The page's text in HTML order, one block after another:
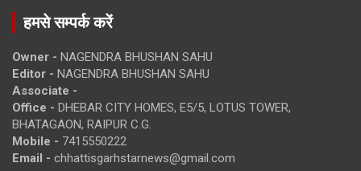
हमसे सम्पर्क करें
Owner - NAGENDRA BHUSHAN SAHU
Editor - NAGENDRA BHUSHAN SAHU
Associate -
Office - DHEBAR CITY HOMES, E5/5, LOTUS TOWER,
BHATAGAON, RAIPUR C.G.
Mobile - 7415550222
Email - chhattisgarhstarnews@gmail.com